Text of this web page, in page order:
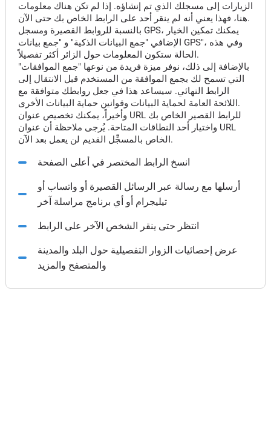
الزيارات إلى مسجلك الذي تم إنشاؤه. إذا لم تكن هناك معلومات
هنا، فهذا يعني أنه لم ينقر أحد على الرابط الخاص بك حتى الآن.
بالنسبة للروابط القصيرة ومسجل GPS، يمكنك تمكين الخيار
الإضافي "جمع البيانات الذكية" و "جمع بيانات GPS"، وفي هذه
الحالة ستكون المعلومات حول الزائر أكثر تفصيلاً.
بالإضافة إلى ذلك، نوفر ميزة فريدة من نوعها "جمع الموافقات"
التي تسمح لك بجمع الموافقة من المستخدم قبل الانتقال إلى
الرابط النهائي. سيساعد هذا في جعل روابطك متوافقة مع
اللائحة العامة لحماية البيانات وقوانين حماية البيانات الأخرى.
وأخيراً، يمكنك تخصيص عنوان URL للرابط القصير الخاص بك
واختيار أحد النطاقات المتاحة. يُرجى ملاحظة أن عنوان URL
الخاص بالمسجِّل القديم لن يعمل بعد الآن.
انسخ الرابط المختصر في أعلى الصفحة
أرسلها مع رسالة عبر الرسائل القصيرة أو واتساب أو
تيليجرام أو أي برنامج مراسلة آخر
انتظر حتى ينقر الشخص الآخر على الرابط
عرض إحصائيات الزوار التفصيلية حول البلد والمدينة
والمتصفح والمزيد